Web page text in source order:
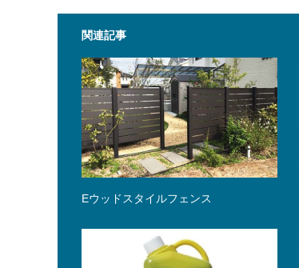
関連記事
Eウッドスタイルフェンス